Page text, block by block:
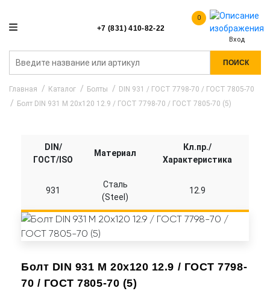
+7 (831) 410-82-22
0
Вход
ПОИСК
Главная Каталог Болты
DIN 931 / ГОСТ 7798-70 / ГОСТ 7805-70
Болт DIN 931 M 20x120 12.9 / ГОСТ 7798-70 / ГОСТ 7805-70 (5)
Болт DIN 931 M 20x120 12.9 / ГОСТ 7798-
70 / ГОСТ 7805-70 (5)
DIN/
ГОСТ/ISO
Материал
Кл.пр./
Характеристика
931
Сталь
(Steel)
12.9